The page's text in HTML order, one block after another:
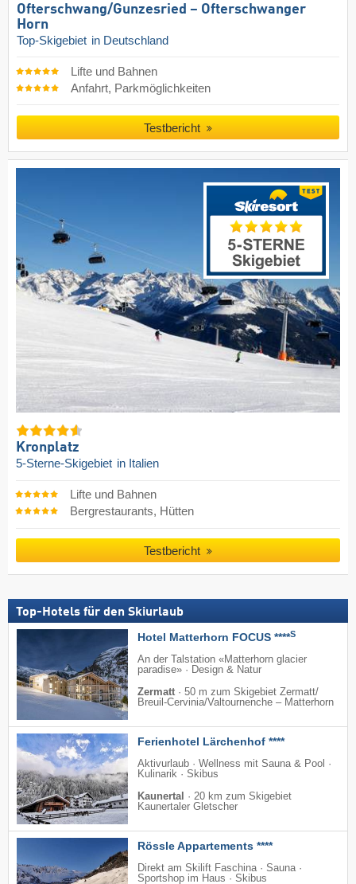
Ofterschwang/​Gunzesried – Ofterschwanger
Horn
Top-Skigebiet in Deutschland
Lifte und Bahnen
Anfahrt, Parkmöglichkeiten
Testbericht
Kronplatz
5-Sterne-Skigebiet in Italien
Lifte und Bahnen
Bergrestaurants, Hütten
Testbericht
Top-Hotels für den Skiurlaub
Hotel Matterhorn FOCUS ****S
An der Talstation «Matterhorn glacier
paradise» · Design & Natur
Zermatt · 50 m zum Skigebiet Zermatt/​
Breuil-Cervinia/​Valtournenche – Matterhorn
Ferienhotel Lärchenhof ****
Aktivurlaub · Wellness mit Sauna & Pool ·
Kulinarik · Skibus
Kaunertal · 20 km zum Skigebiet
Kaunertaler Gletscher
Rössle Appartements ****
Direkt am Skilift Faschina · Sauna ·
Sportshop im Haus · Skibus